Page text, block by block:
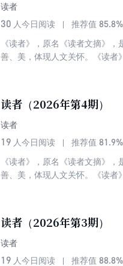
读者
30 人今日阅读 推荐值 85.8%
《读者》，原名《读者文摘》
善、美，体现人文关怀。《读者
快的阅读中陶冶情操、净化心灵
读者（2026年第4期）
读者
19 人今日阅读 推荐值 81.9%
《读者》，原名《读者文摘》
善、美，体现人文关怀。《读者
快的阅读中陶冶情操、净化心灵
读者（2026年第3期）
读者
19 人今日阅读 推荐值 88.8%